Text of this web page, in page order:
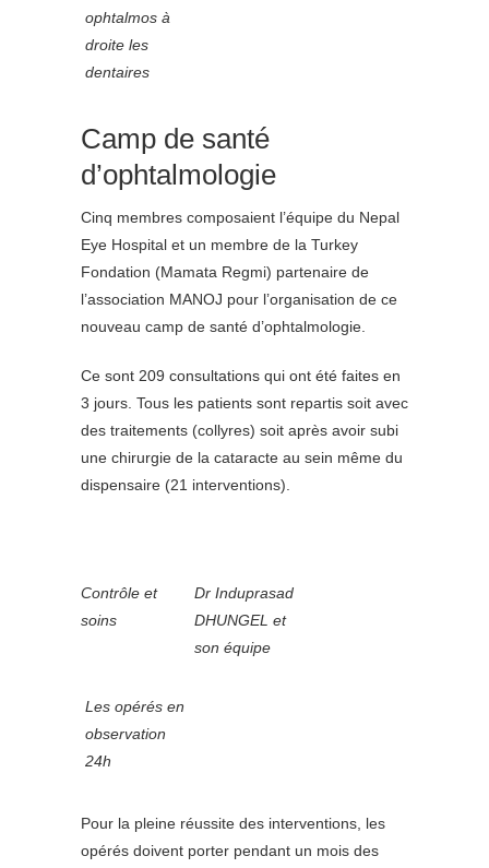
ophtalmos à
droite les
dentaires
Camp de santé
d’ophtalmologie
Cinq membres composaient l’équipe du Nepal
Eye Hospital et un membre de la Turkey
Fondation (Mamata Regmi) partenaire de
l’association MANOJ pour l’organisation de ce
nouveau camp de santé d’ophtalmologie.
Ce sont 209 consultations qui ont été faites en
3 jours. Tous les patients sont repartis soit avec
des traitements (collyres) soit après avoir subi
une chirurgie de la cataracte au sein même du
dispensaire (21 interventions).
Contrôle et
soins
Dr Induprasad
DHUNGEL et
son équipe
Les opérés en
observation
24h
Pour la pleine réussite des interventions, les
opérés doivent porter pendant un mois des